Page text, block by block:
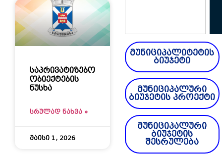
მუნიციპალიტეტის
ბიუჯეტი
მუნიციპალური
ბიუჯეტის პროექტი
მუნიციპალური
ბიუჯეტის
შესრულება
საპრივატიზებო
ობიექტების
ნუსხა
ᲡᲠᲣᲚᲐᲓ ᲜᲐᲮᲕᲐ »
მაისი 1, 2026